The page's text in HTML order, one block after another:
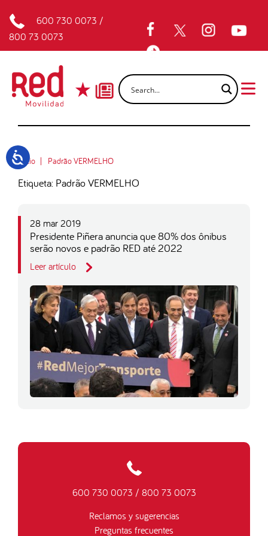
600 730 0073 /
800 73 0073
Inicio Padrão VERMELHO
Etiqueta: Padrão VERMELHO
28 mar 2019
Presidente Piñera anuncia que 80% dos ônibus
serão novos e padrão RED até 2022
Leer artículo
600 730 0073 / 800 73 0073
Reclamos y sugerencias
Preguntas frecuentes